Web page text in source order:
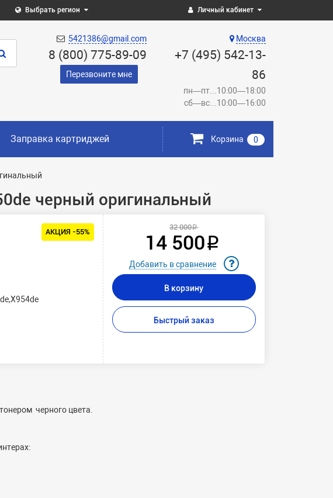
Выбрать регион Личный кабинет
Москва
+7 (495) 542-13-
86
пн—пт...10:00—18:00
сб—вс...10:00—16:00
5421386@gmail.com
8 (800) 775-89-09
Перезвоните мне
Заправка картриджей Корзина 0
черный оригинальный
АКЦИЯ -55%
32 000 ₽
14 500 ₽
Добавить в сравнение
В корзину
Быстрый заказ
черного цвета.